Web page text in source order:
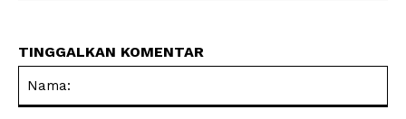
TINGGALKAN KOMENTAR